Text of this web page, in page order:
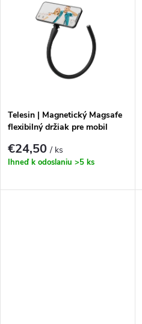
t
o
v
t
o
v
Telesin | Magnetický Magsafe
flexibilný držiak pre mobil
€24,50/ ks
Ihneď k odoslaniu >5 ks